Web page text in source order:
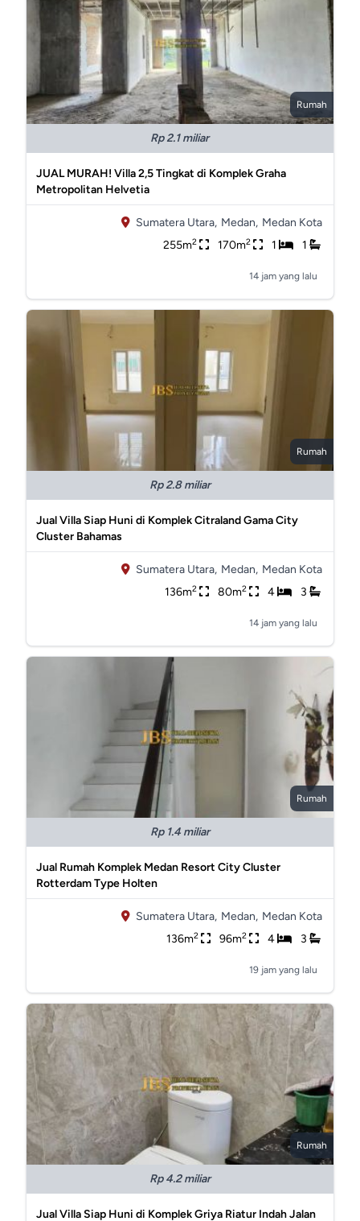
Rumah
Rp 2.1 miliar
JUAL MURAH! Villa 2,5 Tingkat di Komplek Graha
Metropolitan Helvetia
Sumatera Utara, Medan, Medan Kota
255m2 170m2 1 1
14 jam yang lalu
Rumah
Rp 2.8 miliar
Jual Villa Siap Huni di Komplek Citraland Gama City
Cluster Bahamas
Sumatera Utara, Medan, Medan Kota
136m2 80m2 4 3
14 jam yang lalu
Rumah
Rp 1.4 miliar
Jual Rumah Komplek Medan Resort City Cluster
Rotterdam Type Holten
Sumatera Utara, Medan, Medan Kota
136m2 96m2 4 3
19 jam yang lalu
Rumah
Rp 4.2 miliar
Jual Villa Siap Huni di Komplek Griya Riatur Indah Jalan